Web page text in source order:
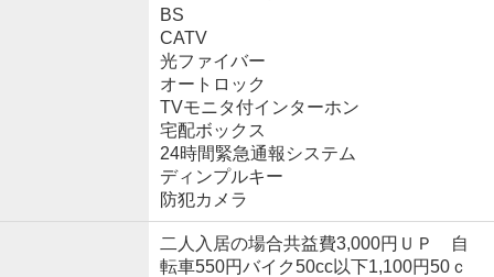
BS
CATV
光ファイバー
オートロック
TVモニタ付インターホン
宅配ボックス
24時間緊急通報システム
ディンプルキー
防犯カメラ
二人入居の場合共益費3,000円ＵＰ 自
転車550円バイク50cc以下1,100円50ｃ